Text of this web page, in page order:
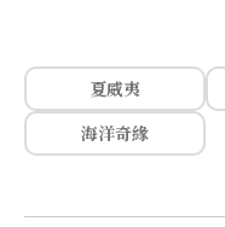
夏威夷
海洋奇緣